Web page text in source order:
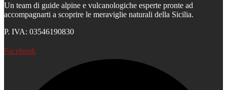
Un team di guide alpine e vulcanologiche esperte pronte ad
accompagnarti a scoprire le meraviglie naturali della Sicilia.
P. IVA: 03546190830
Facebook